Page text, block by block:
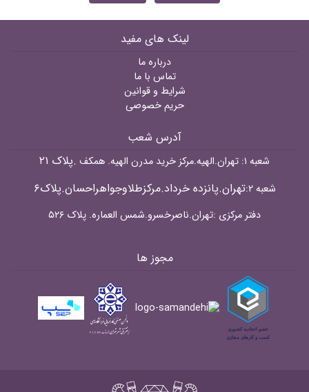
لینک های مفید
درباره ما
تماس با ما
شرایط و قوانین
حریم خصوصی
آدرس شعب
شعبه ۱: تهران.الهیه.مرکز خرید مدرن الهیه. همکف .پلاک ۲۱
شعبه ۲: تهران.پانزده خرداد.مرکزطلاوجواهراحسان.پلاک۶
دفتر مرکزی :تهران.ناصرخسرو.شمس العماره. پلاک ۵۲۶
مجوز ها